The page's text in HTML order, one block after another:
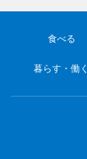
食べる
暮らす・働く